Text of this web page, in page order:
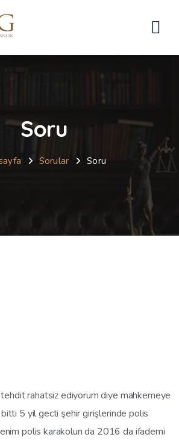
Soru
Sorular Soru
tehdit rahatsiz ediyorum diye mahkemeye
5 yil gecti şehir girişlerinde polis
polis karakolun da 2016 da ifademi